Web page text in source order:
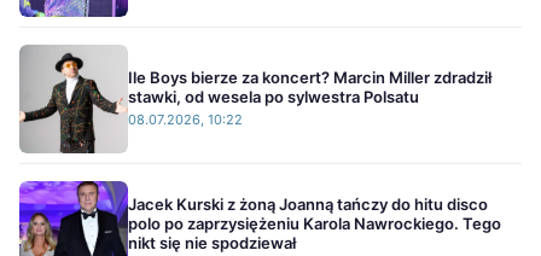
Ile Boys bierze za koncert? Marcin Miller zdradził
stawki, od wesela po sylwestra Polsatu
08.07.2026, 10:22
Jacek Kurski z żoną Joanną tańczy do hitu disco
polo po zaprzysiężeniu Karola Nawrockiego. Tego
nikt się nie spodziewał